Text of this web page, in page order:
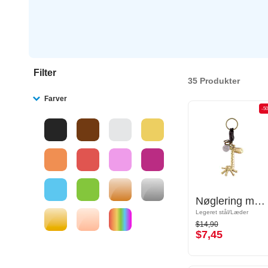
Filter
Farver
35 Produkter
-50%
Nøglering med Giraf
Legeret stål/Læder
$14,90
$7,45
-
Nøglering med Giraf
Legeret stål/Læder
$14,90
$7,45